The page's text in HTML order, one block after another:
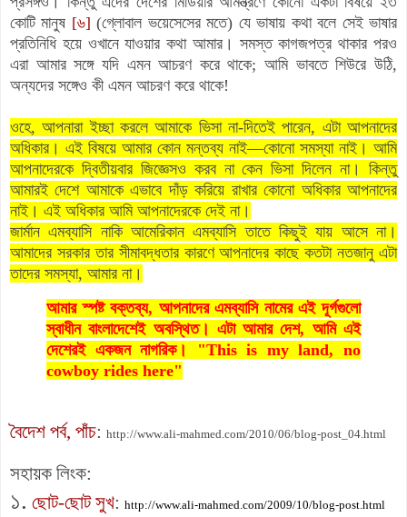
কোটি মানুষ [৬] (গ্লোবাল ভয়েসেসের মতে) যে ভাষায় কথা বলে সেই ভাষার
প্রতিনিধি হয়ে ওখানে যাওয়ার কথা আমার। সমস্ত কাগজপত্র থাকার পরও
এরা আমার সঙ্গে যদি এমন আচরণ করে থাকে; আমি ভাবতে শিউরে উঠি,
অন্যদের সঙ্গেও কী এমন আচরণ করে থাকে!
ওহে, আপনারা ইচ্ছা করলে আমাকে ভিসা না-দিতেই পারেন, এটা আপনাদের
অধিকার। এই বিষয়ে আমার কোন মন্তব্য নাই—কোনো সমস্যা নাই। আমি
আপনাদেরকে দ্বিতীয়বার জিজ্ঞেসও করব না কেন ভিসা দিলেন না। কিন্তু
আমারই দেশে আমাকে এভাবে দাঁড় করিয়ে রাখার কোনো অধিকার আপনাদের
নাই। এই অধিকার আমি আপনাদেরকে দেই না।
জার্মান এমব্যাসি নাকি আমেরিকান এমব্যাসি তাতে কিছুই যায় আসে না।
আমাদের সরকার তার সীমাবদ্ধতার কারণে আপনাদের কাছে কতটা নতজানু এটা
তাদের সমস্যা, আমার না।
আমার স্পষ্ট বক্তব্য, আপনাদের এমব্যাসি নামের এই দূর্গগুলো
স্বাধীন বাংলাদেশেই অবস্থিত। এটা আমার দেশ, আমি এই
দেশেরই একজন নাগরিক।
"This is my land, no
cowboy rides here"
বৈদেশ পর্ব, পাঁচ: http://www.ali-mahmed.com/2010/06/blog-post_04.html
সহায়ক লিংক:
১. ছোট-ছোট সুখ: http://www.ali-mahmed.com/2009/10/blog-post.html